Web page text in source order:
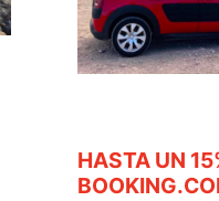
HASTA UN